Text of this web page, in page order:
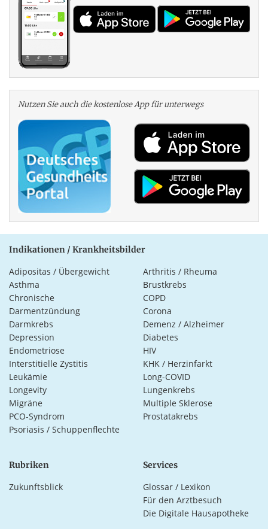
Nutzen Sie auch die kosten­lose App für unterwegs
Indikationen / Krankheitsbilder
Adipositas / Übergewicht
Arthritis / Rheuma
Asthma
Brustkrebs
Chronische
Darmentzündung
COPD
Corona
Darmkrebs
Demenz / Alzheimer
Depression
Diabetes
Endometriose
HIV
Interstitielle Zystitis
KHK / Herzinfarkt
Leukämie
Long-COVID
Longevity
Lungenkrebs
Migräne
Multiple Sklerose
PCO-Syndrom
Prostatakrebs
Psoriasis / Schuppenflechte
Rubriken
Zukunftsblick
Services
Glossar / Lexikon
Für den Arztbesuch
Die Digitale Hausapotheke